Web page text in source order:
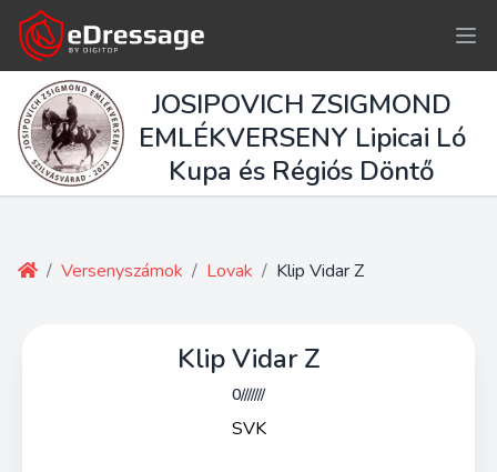
JOSIPOVICH ZSIGMOND
EMLÉKVERSENY Lipicai Ló
Kupa és Régiós Döntő
/ Versenyszámok / Lovak / Klip Vidar Z
Klip Vidar Z
0///////
SVK